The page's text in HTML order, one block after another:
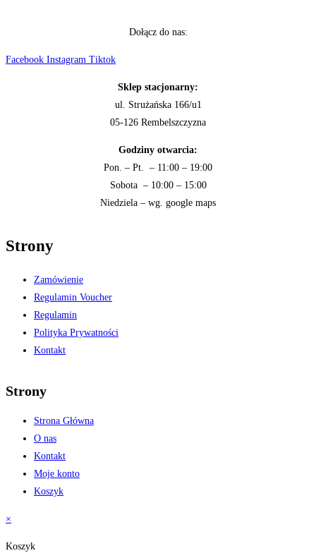
Dołącz do nas:
Facebook Instagram Tiktok
Sklep stacjonarny:
ul. Strużańska 166/u1
05-126 Rembelszczyzna
Godziny otwarcia:
Pon. – Pt. – 11:00 – 19:00
Sobota – 10:00 – 15:00
Niedziela – wg. google maps
Strony
Zamówienie
Regulamin Voucher
Regulamin
Polityka Prywatności
Kontakt
Strony
Strona Główna
O nas
Kontakt
Moje konto
Koszyk
×
Koszyk